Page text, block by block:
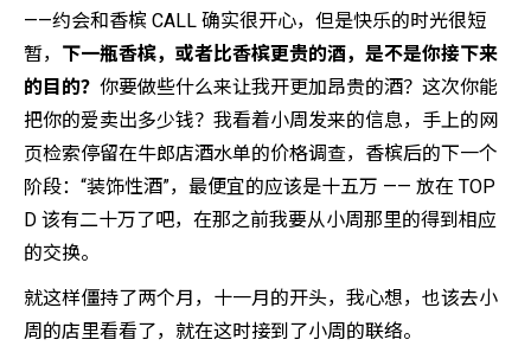
——约会和香槟 CALL 确实很开心，但是快乐的时光很短
暂， 下一瓶香槟，或者比香槟更贵的酒，是不是你接下来
的目的？ 你要做些什么来让我开更加昂贵的酒？这次你能
把你的爱卖出多少钱？我看着小周发来的信息，手上的网
页检索停留在牛郎店酒水单的价格调查，香槟后的下一个
阶段：“装饰性酒”，最便宜的应该是十五万 —— 放在 TOP
D 该有二十万了吧，在那之前我要从小周那里的得到相应
的交换。
就这样僵持了两个月，十一月的开头，我心想，也该去小
周的店里看看了，就在这时接到了小周的联络。